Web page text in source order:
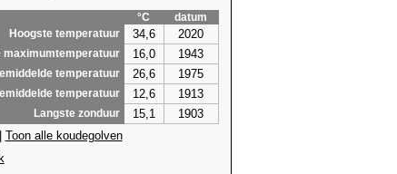
25,2 (1948)
25,6 (1995)
°C
datum
Hoogste temperatuur
34,6 2020
maximumtemperatuur 16,0 1943
temperatuur 26,6 1975
temperatuur 12,6 1913
Langste zonduur 15,1
1903
Toon alle koudegolven